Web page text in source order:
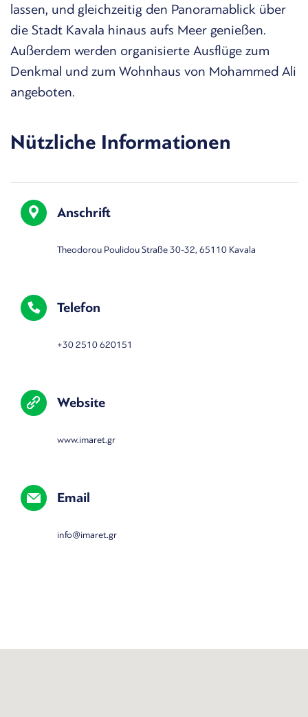
lassen, und gleichzeitig den Panoramablick über
die Stadt Kavala hinaus aufs Meer genießen.
Außerdem werden organisierte Ausflüge zum
Denkmal und zum Wohnhaus von Mohammed Ali
angeboten.
Nützliche Informationen
Anschrift
Theodorou Poulidou Straße 30-32, 65110 Kavala
Telefon
+30 2510 620151
Website
www.imaret.gr
Email
info@imaret.gr